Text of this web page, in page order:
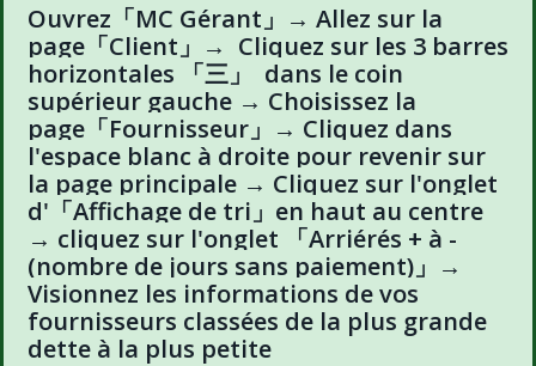
Ouvrez「MC Gérant」→ Allez sur la
page「Client」→ Cliquez sur les 3 barres
horizontales 「三」 dans le coin
supérieur gauche → Choisissez la
page「Fournisseur」→ Cliquez dans
l'espace blanc à droite pour revenir sur
la page principale → Cliquez sur l'onglet
d'「Affichage de tri」en haut au centre
→ cliquez sur l'onglet 「Arriérés + à -
(nombre de jours sans paiement)」→
Visionnez les informations de vos
fournisseurs classées de la plus grande
dette à la plus petite